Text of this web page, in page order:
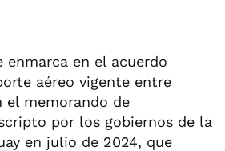
enmarca en el acuerdo
aéreo vigente entre
el memorando de
por los gobiernos de la
en julio de 2024, que